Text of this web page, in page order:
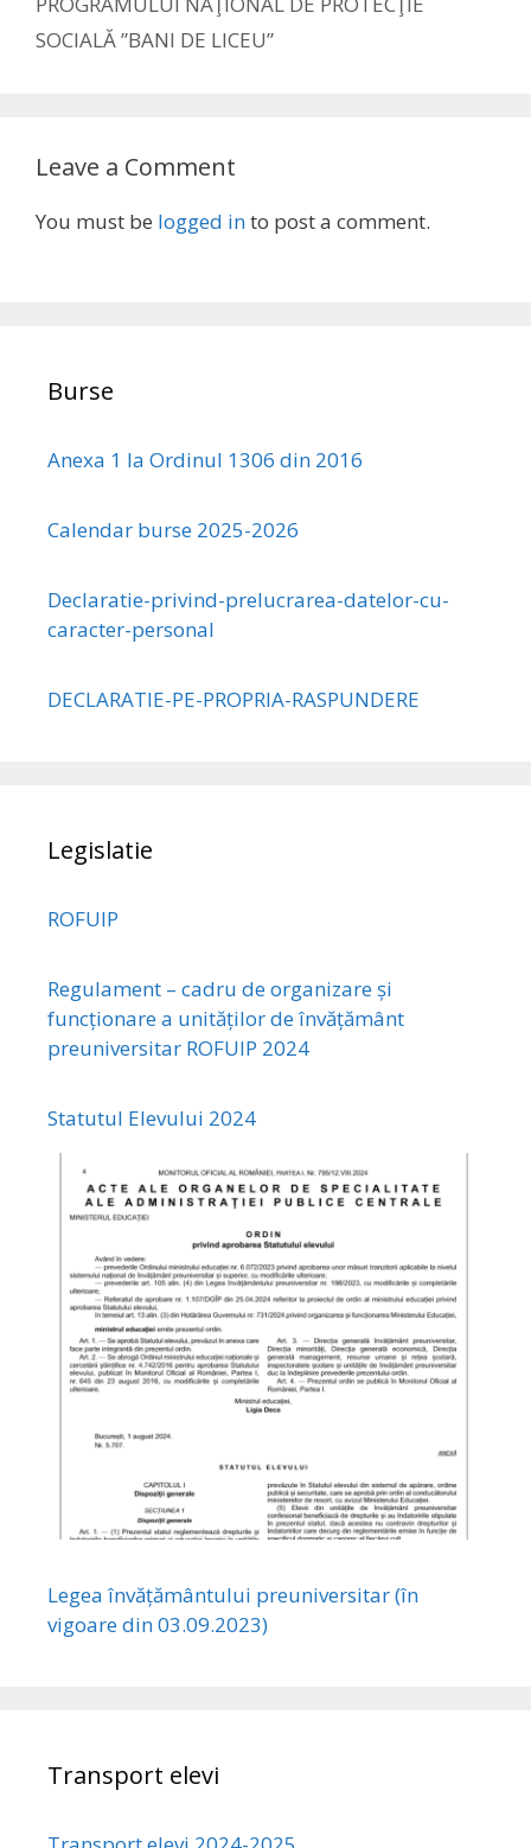
SOCIALĂ ”BANI DE LICEU”
Leave a Comment
You must be logged into post a comment.
Burse
Anexa 1 la Ordinul 1306 din 2016
Calendar burse 2025-2026
Declaratie-privind-prelucrarea-datelor-cu-
caracter-personal
DECLARATIE-PE-PROPRIA-RASPUNDERE
Legislatie
ROFUIP
Regulament – cadru de organizare și
funcționare a unităților de învățământ
preuniversitar ROFUIP 2024
Statutul Elevului 2024
Legea învățământului preuniversitar (în
vigoare din 03.09.2023)
Transport elevi